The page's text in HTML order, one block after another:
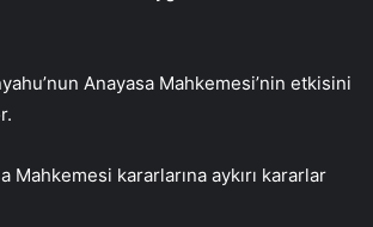
Anayasa Mahkemesi’nin etkisini
Mahkemesi kararlarına aykırı kararlar